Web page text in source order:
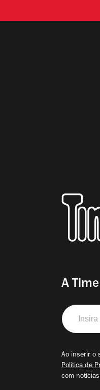
A
Insira
o
seu
Ao inserir o
Política de
com